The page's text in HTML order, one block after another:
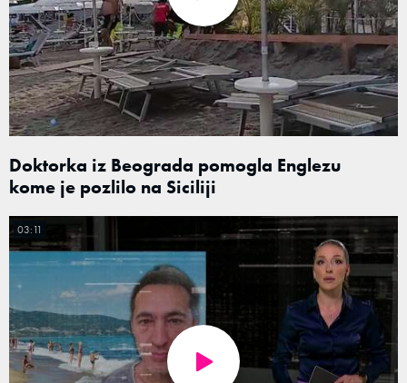
Doktorka iz Beograda pomogla Englezu
kome je pozlilo na Siciliji
03:11